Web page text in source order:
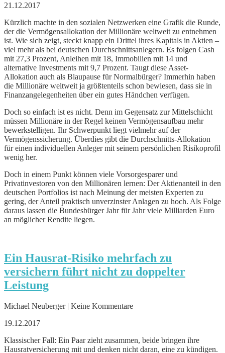
21.12.2017
Kürzlich machte in den sozialen Netzwerken eine Grafik die Runde,
der die Vermögensallokation der Millionäre weltweit zu entnehmen
ist. Wie sich zeigt, steckt knapp ein Drittel ihres Kapitals in Aktien –
viel mehr als bei deutschen Durchschnittsanlegern. Es folgen Cash
mit 27,3 Prozent, Anleihen mit 18, Immobilien mit 14 und
alternative Investments mit 9,7 Prozent. Taugt diese Asset-
Allokation auch als Blaupause für Normalbürger? Immerhin haben
die Millionäre weltweit ja größtenteils schon bewiesen, dass sie in
Finanzangelegenheiten über ein gutes Händchen verfügen.
Doch so einfach ist es nicht. Denn im Gegensatz zur Mittelschicht
müssen Millionäre in der Regel keinen Vermögensaufbau mehr
bewerkstelligen. Ihr Schwerpunkt liegt vielmehr auf der
Vermögenssicherung. Überdies gibt die Durchschnitts-Allokation
für einen individuellen Anleger mit seinem persönlichen Risikoprofil
wenig her.
Doch in einem Punkt können viele Vorsorgesparer und
Privatinvestoren von den Millionären lernen: Der Aktienanteil in den
deutschen Portfolios ist nach Meinung der meisten Experten zu
gering, der Anteil praktisch unverzinster Anlagen zu hoch. Als Folge
daraus lassen die Bundesbürger Jahr für Jahr viele Milliarden Euro
an möglicher Rendite liegen.
Ein Hausrat-Risiko mehrfach zu
versichern führt nicht zu doppelter
Leistung
Michael Neuberger | Keine Kommentare
19.12.2017
Klassischer Fall: Ein Paar zieht zusammen, beide bringen ihre
Hausratversicherung mit und denken nicht daran, eine zu kündigen.